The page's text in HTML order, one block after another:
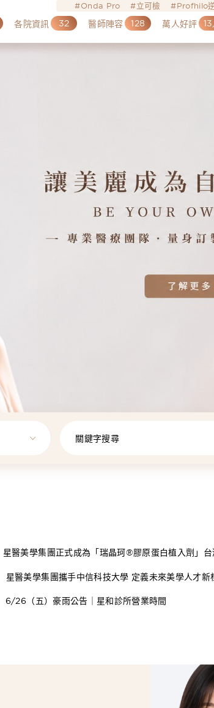
Onda Pro 立可檢 Profhilo
各院資訊 32 醫師陣容 128 萬人好評
關鍵字搜尋
星醫美學集團正式成為「瑞晶珂®膠原蛋白植入劑」
星醫美學集團攜手中信科技大學 定義未來美學人才新
6/26（五）豪雨公告｜星和診所營業時間